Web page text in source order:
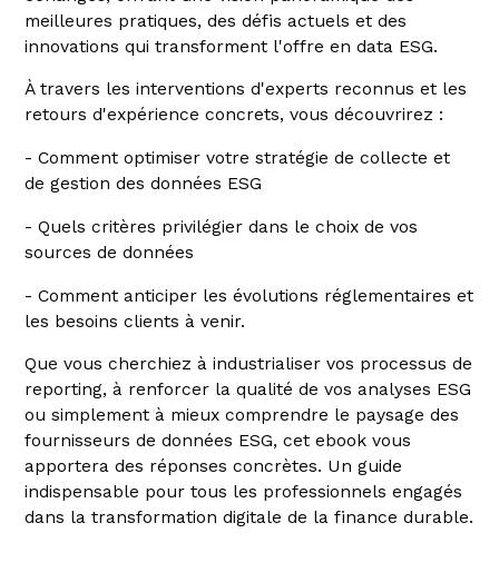
meilleures pratiques, des défis actuels et des
innovations qui transforment l'offre en data ESG.
À travers les interventions d'experts reconnus et les
retours d'expérience concrets, vous découvrirez :
- Comment optimiser votre stratégie de collecte et
de gestion des données ESG
- Quels critères privilégier dans le choix de vos
sources de données
- Comment anticiper les évolutions réglementaires et
les besoins clients à venir.
Que vous cherchiez à industrialiser vos processus de
reporting, à renforcer la qualité de vos analyses ESG
ou simplement à mieux comprendre le paysage des
fournisseurs de données ESG, cet ebook vous
apportera des réponses concrètes. Un guide
indispensable pour tous les professionnels engagés
dans la transformation digitale de la finance durable.